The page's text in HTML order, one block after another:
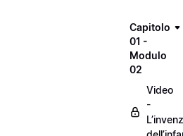
Capitolo
01 -
Modulo
02
Video
-